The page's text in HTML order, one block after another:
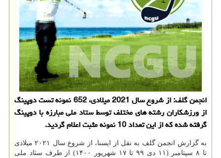
انجمن گلف: از شروع سال 2021 میلادی، 652 نمونه تست دوپینگ
از ورزشکاران رشته های مختلف توسط ستاد ملی مبارزه با دوپینگ
گرفته شده که از این تعداد 10 نمونه مثبت اعلام گردید.
به گزارش انجمن گلف به نقل از ایسنا، از شروع سال ۲۰۲۱ میلادی
تا ۸ سپتامبر (۱۱ دی ۹۹ تا ۱۷ شهریور ۱۴۰۰) از طرف ستاد ملی